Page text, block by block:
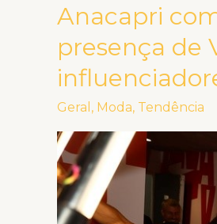
Anacapri
presença de
Geral , Moda, Tendência
Anacapri
evento
de
lançamento
a
presença
de
Virgínia